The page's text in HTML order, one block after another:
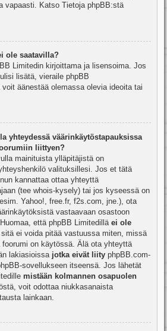
vapaasti. Katso Tietoja phpBB:stä
ole saatavilla?
Limitedin kirjoittama ja lisensoima. Jos
lisätä, vieraile phpBB
voit äänestää olemassa olevia ideoita tai
yhteydessä väärinkäytöstapauksissa
liittyen?
mainituista ylläpitäjistä on
valituksillesi. Jos et tätä
kannattaa ottaa yhteyttä
(tee whois-kysely) tai jos kyseessä on
Yahoo!, free.fr, f2s.com, jne.), ota
vastaavaan osastoon
että phpBB Limitedillä ei ole
ei voida pitää vastuussa miten, missä
on käytössä. Älä ota yhteyttä
lakiasioissa jotka eivät liity phpBB.com-
sovellukseen itseensä. Jos lähetät
mistään kolmannen osapuolen
voit odottaa niukkasanaista
lainkaan.